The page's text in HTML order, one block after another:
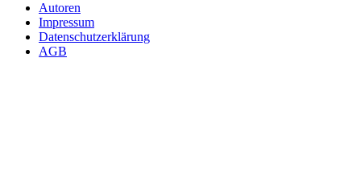
Autoren
Impressum
Datenschutzerklärung
AGB